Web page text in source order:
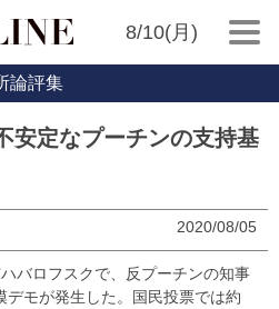
8/10(月)
論評集
安定なプーチンの支持基
2020/08/05
バロフスクで、反プーチンの知事
デモが発生した。国民投票では約